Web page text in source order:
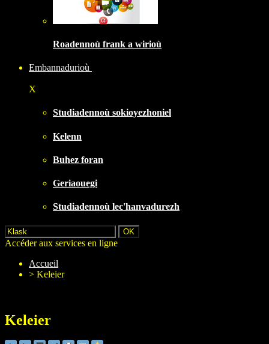
Roadennoù frank a wirioù
Embannadurioù
X
Studiadennoù sokioyezhoniel
Kelenn
Buhez foran
Geriaouegi
Studiadennoù lec'hanvadurezh
Accéder aux services en ligne
Accueil
> Keleier
Keleier